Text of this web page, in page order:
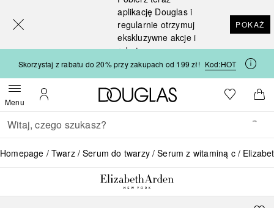
aplikację Douglas i
regularnie otrzymuj
ekskluzywne akcje i
rabaty
POKAŻ
Skorzystaj z rabatu do 20% przy zakupach od 199 zł! Kod:HOT
MenuOtwórz menuMoje konto
Strona główna Douglas
Do listyDo
Wracać
Wykonaj wyszukiwanie
Homepage Twarz Serum do twarzy Serum z witaminą c
[navigation.slideout.screenreader]